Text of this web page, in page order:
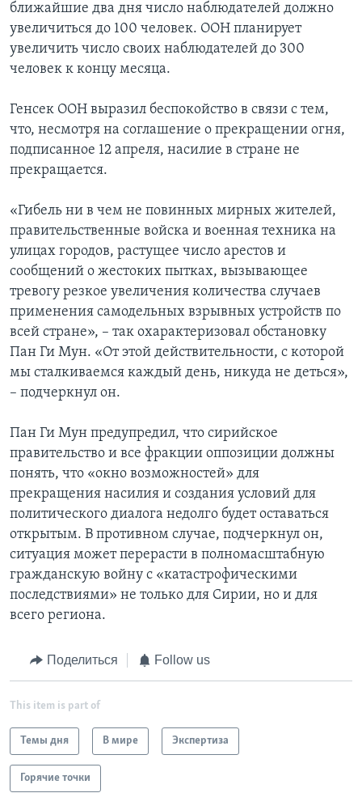
ближайшие два дня число наблюдателей должно
увеличиться до 100 человек. ООН планирует
увеличить число своих наблюдателей до 300
человек к концу месяца.
Генсек ООН выразил беспокойство в связи с тем,
что, несмотря на соглашение о прекращении огня,
подписанное 12 апреля, насилие в стране не
прекращается.
«Гибель ни в чем не повинных мирных жителей,
правительственные войска и военная техника на
улицах городов, растущее число арестов и
сообщений о жестоких пытках, вызывающее
тревогу резкое увеличения количества случаев
применения самодельных взрывных устройств по
всей стране», – так охарактеризовал обстановку
Пан Ги Мун. «От этой действительности, с которой
мы сталкиваемся каждый день, никуда не деться»,
– подчеркнул он.
Пан Ги Мун предупредил, что сирийское
правительство и все фракции оппозиции должны
понять, что «окно возможностей» для
прекращения насилия и создания условий для
политического диалога недолго будет оставаться
открытым. В противном случае, подчеркнул он,
ситуация может перерасти в полномасштабную
гражданскую войну с «катастрофическими
последствиями» не только для Сирии, но и для
всего региона.
Поделиться Follow us
This item is part of
Темы дня В мире Экспертиза
Горячие точки